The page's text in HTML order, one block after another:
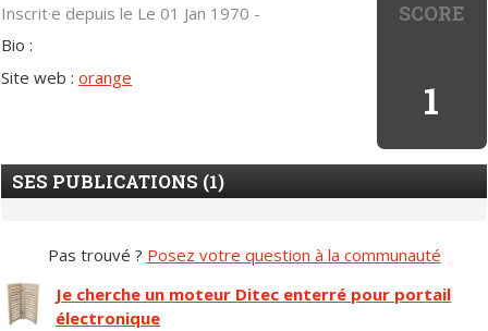
SCORE
1
Inscrit·e depuis le Le 01 Jan 1970 -
Bio :
Site web :orange
SES PUBLICATIONS (1)
Pas trouvé ? Posez votre question à la communauté
Je cherche un moteur Ditec enterré pour portail
électronique